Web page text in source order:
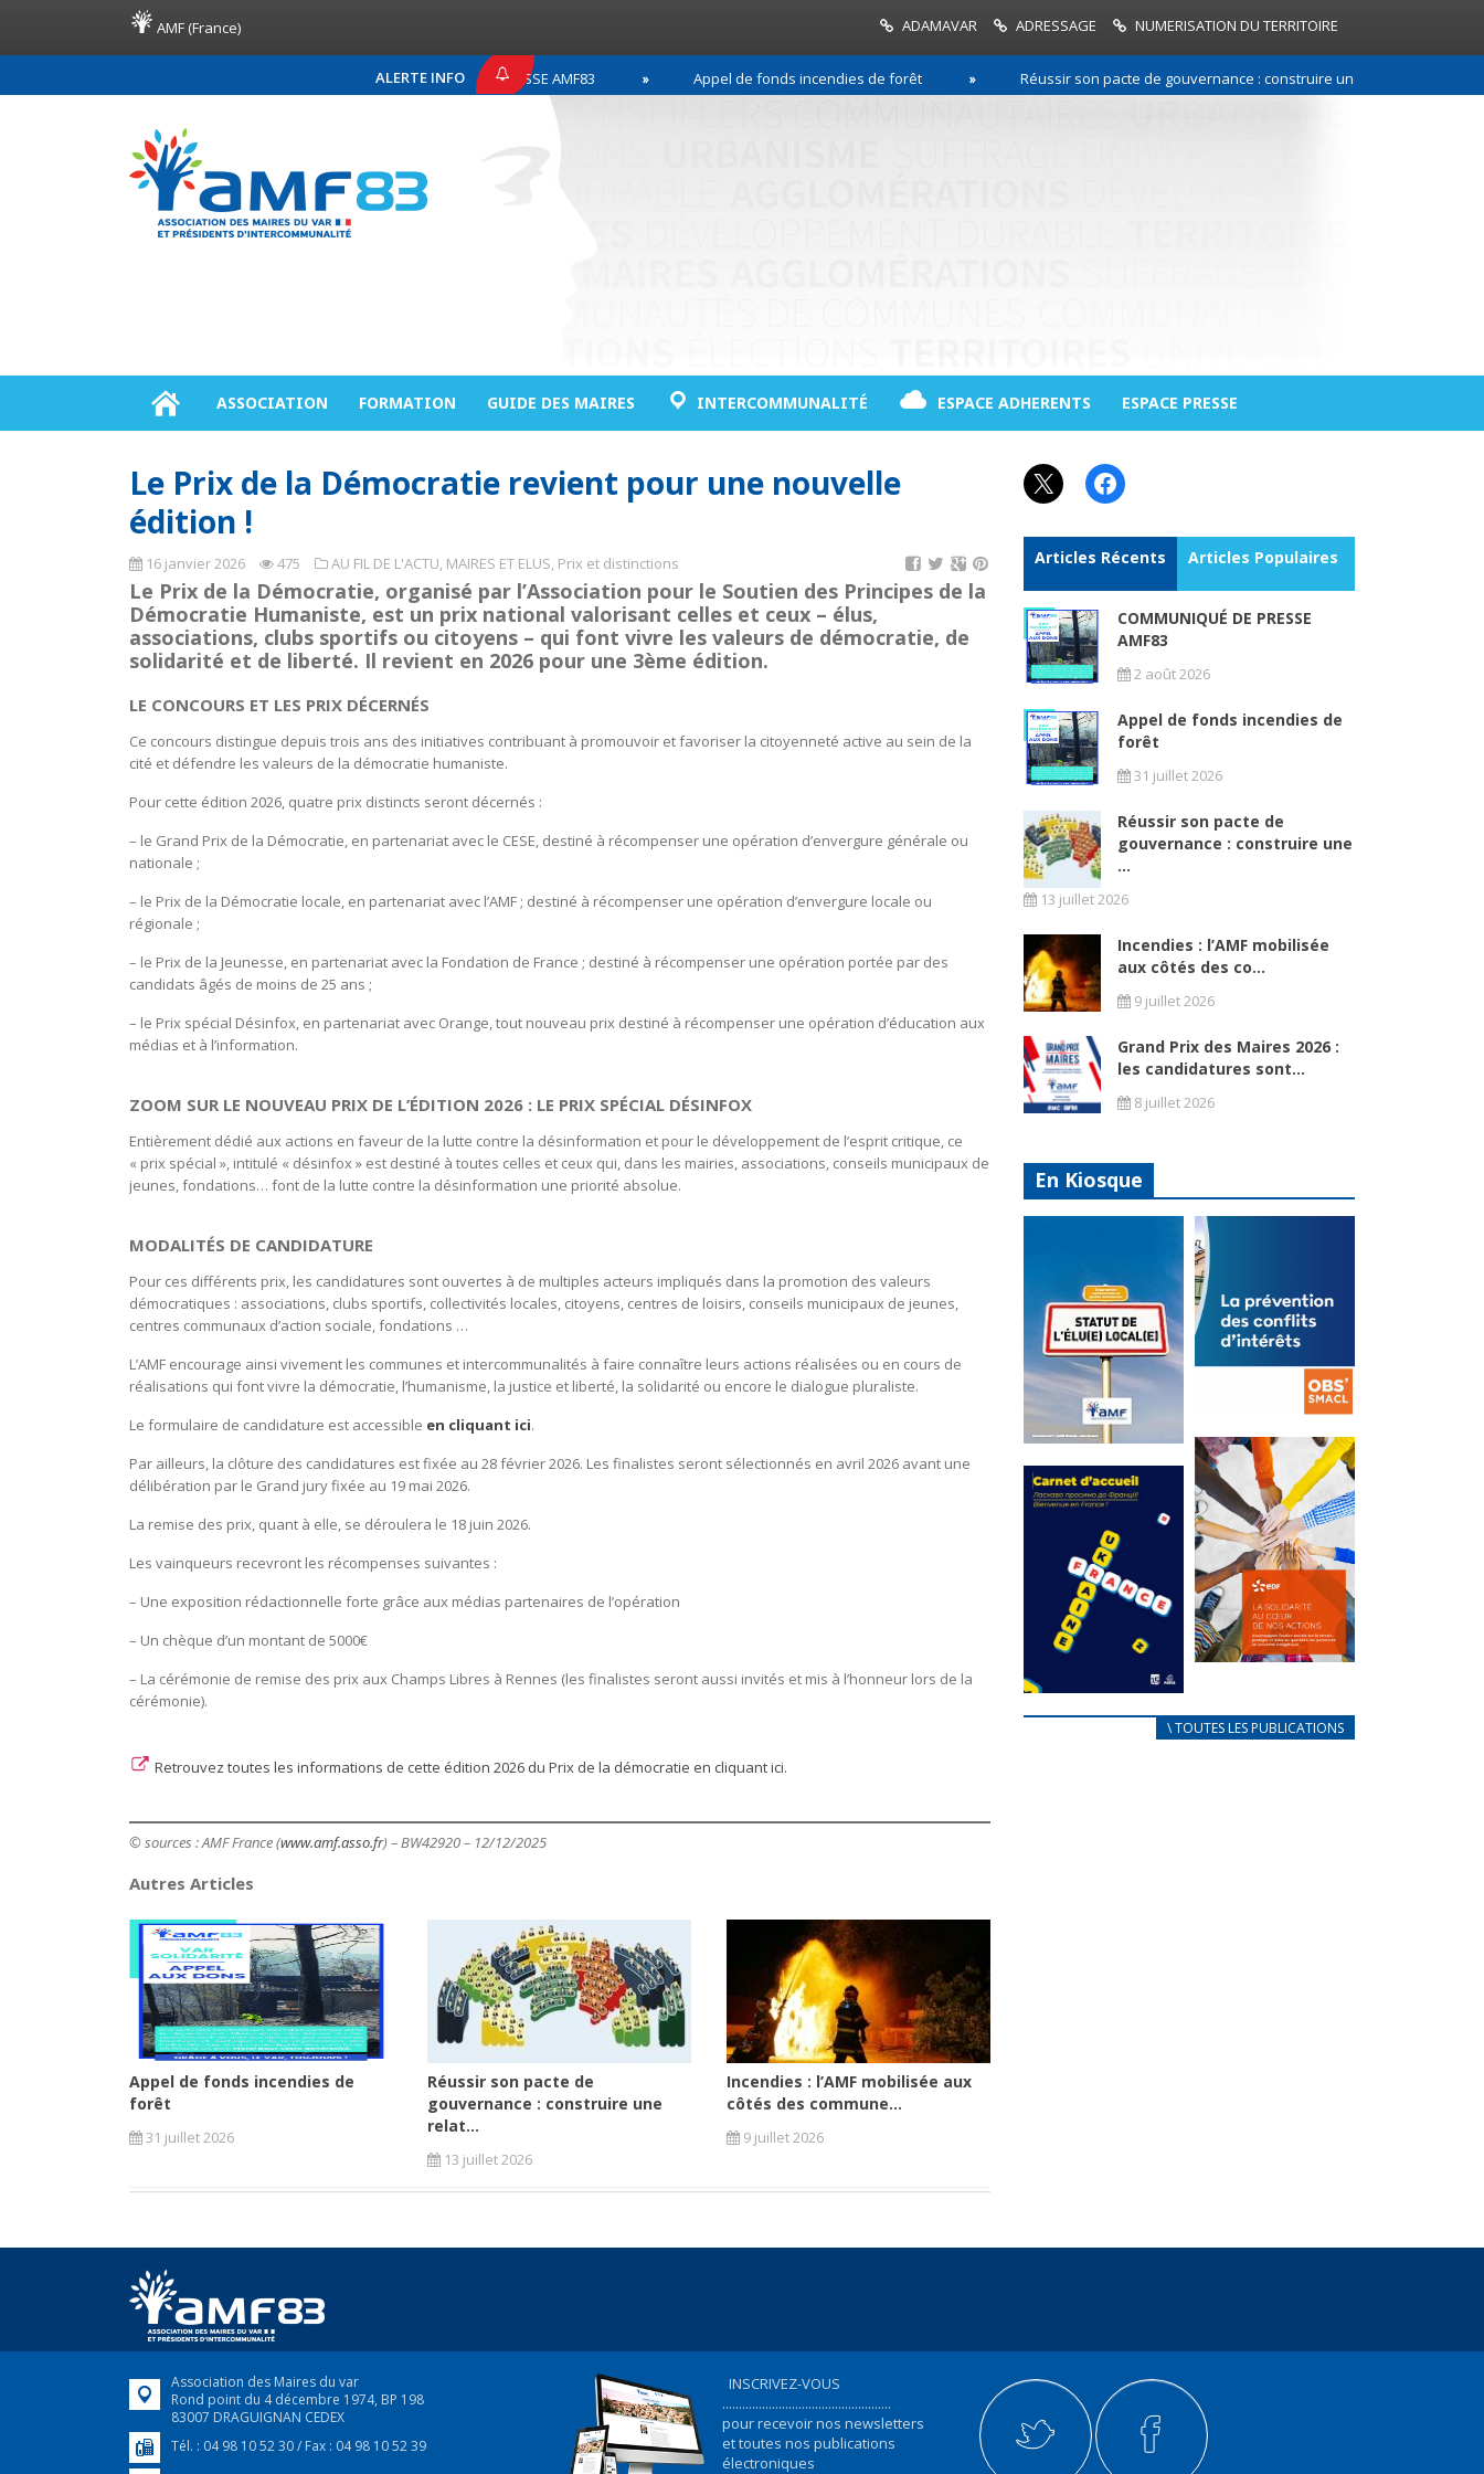
AMF (France) ADAMAVAR ADRESSAGE NUMERISATION DU TERRITOIRE
ALERTE INFO
COMMUNIQUÉ DE PRESSE AMF83 Appel de fonds incendies de forêt Réussir son pacte de gouvernance : construire une relation de
ASSOCIATION FORMATION GUIDE DES MAIRES INTERCOMMUNALITÉ ESPACE ADHERENTS ESPACE PRESSE
Le Prix de la Démocratie revient pour une nouvelle
édition !
16 janvier 2026 475 AU FIL DE L'ACTU, MAIRES ET ELUS, Prix et distinctions
Le Prix de la Démocratie, organisé par l’Association pour le Soutien des Principes de la
Démocratie Humaniste, est un prix national valorisant celles et ceux – élus,
associations, clubs sportifs ou citoyens – qui font vivre les valeurs de démocratie, de
solidarité et de liberté. Il revient en 2026 pour une 3ème édition.
LE CONCOURS ET LES PRIX DÉCERNÉS
Ce concours distingue depuis trois ans des initiatives contribuant à promouvoir et favoriser la citoyenneté active au sein de la
cité et défendre les valeurs de la démocratie humaniste.
Pour cette édition 2026, quatre prix distincts seront décernés :
– le Grand Prix de la Démocratie, en partenariat avec le CESE, destiné à récompenser une opération d’envergure générale ou
nationale ;
– le Prix de la Démocratie locale, en partenariat avec l’AMF ; destiné à récompenser une opération d’envergure locale ou
régionale ;
– le Prix de la Jeunesse, en partenariat avec la Fondation de France ; destiné à récompenser une opération portée par des
candidats âgés de moins de 25 ans ;
– le Prix spécial Désinfox, en partenariat avec Orange, tout nouveau prix destiné à récompenser une opération d’éducation aux
médias et à l’information.
ZOOM SUR LE NOUVEAU PRIX DE L’ÉDITION 2026 : LE PRIX SPÉCIAL DÉSINFOX
Entièrement dédié aux actions en faveur de la lutte contre la désinformation et pour le développement de l’esprit critique, ce
« prix spécial », intitulé « désinfox » est destiné à toutes celles et ceux qui, dans les mairies, associations, conseils municipaux de
jeunes, fondations… font de la lutte contre la désinformation une priorité absolue.
MODALITÉS DE CANDIDATURE
Pour ces différents prix, les candidatures sont ouvertes à de multiples acteurs impliqués dans la promotion des valeurs
démocratiques : associations, clubs sportifs, collectivités locales, citoyens, centres de loisirs, conseils municipaux de jeunes,
centres communaux d’action sociale, fondations …
L’AMF encourage ainsi vivement les communes et intercommunalités à faire connaître leurs actions réalisées ou en cours de
réalisations qui font vivre la démocratie, l’humanisme, la justice et liberté, la solidarité ou encore le dialogue pluraliste.
Le formulaire de candidature est accessible en cliquant ici.
Par ailleurs, la clôture des candidatures est fixée au 28 février 2026. Les finalistes seront sélectionnés en avril 2026 avant une
délibération par le Grand jury fixée au 19 mai 2026.
La remise des prix, quant à elle, se déroulera le 18 juin 2026.
Les vainqueurs recevront les récompenses suivantes :
– Une exposition rédactionnelle forte grâce aux médias partenaires de l’opération
– Un chèque d’un montant de 5000€
– La cérémonie de remise des prix aux Champs Libres à Rennes (les finalistes seront aussi invités et mis à l’honneur lors de la
cérémonie).
Retrouvez toutes les informations de cette édition 2026 du Prix de la démocratie en cliquant ici.
© sources : AMF France (www.amf.asso.fr) – BW42920 – 12/12/2025
Autres Articles
Appel de fonds incendies de
forêt
31 juillet 2026
Réussir son pacte de
gouvernance : construire une
relat...
13 juillet 2026
Incendies : l’AMF mobilisée aux
côtés des commune...
9 juillet 2026
X Facebook
Articles Récents Articles Populaires
COMMUNIQUÉ DE PRESSE
AMF83
2 août 2026
Appel de fonds incendies de
forêt
31 juillet 2026
Réussir son pacte de
gouvernance : construire une
...
13 juillet 2026
Incendies : l’AMF mobilisée
aux côtés des co...
9 juillet 2026
Grand Prix des Maires 2026 :
les candidatures sont...
8 juillet 2026
En Kiosque
Statut de
l’élu local
Mise à jour avril
2024
FEUILLETER
La
prévention
des conflits
d’intérêts
18 septembre 2023
FEUILLETER
au coeur de
nos actions
\ TOUTES LES PUBLICATIONS
Association des Maires du var
Rond point du 4 décembre 1974, BP 198
83007 DRAGUIGNAN CEDEX
Tél. : 04 98 10 52 30 / Fax : 04 98 10 52 39
INSCRIVEZ-VOUS
...................................................
pour recevoir nos newsletters
et toutes nos publications
électroniques